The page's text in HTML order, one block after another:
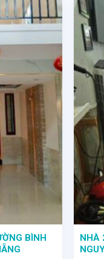
BÌNH
NHÀ